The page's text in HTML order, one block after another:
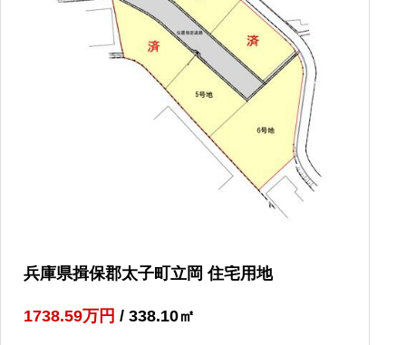
兵庫県揖保郡太子町立岡 住宅用地
1738.59万円 / 338.10㎡